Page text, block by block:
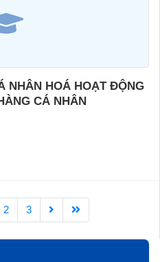
NHÂN HOÁ HOẠT ĐỘNG
CÁ NHÂN
2 3